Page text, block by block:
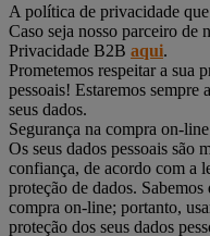
A política de privacidade
Caso seja nosso parceiro de
Privacidade B2B aqui.
Prometemos respeitar a sua
pessoais! Estaremos sempre
seus dados.
Segurança na compra on-
Os seus dados pessoais são
confiança, de acordo com a
proteção de dados.
compra on-line; portanto,
proteção dos seus dados